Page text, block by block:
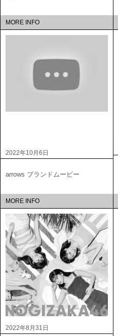
MORE INFO
2022年10月6日
arrows ブランドムービー
MORE INFO
2022年8月31日